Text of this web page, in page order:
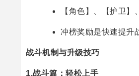
【角色】、【护卫
冲榜奖励是快速提升
战斗机制与升级技巧
1.战斗篇：轻松上手